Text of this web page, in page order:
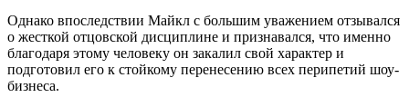
Однако впоследствии Майкл с большим уважением отзывался
о жесткой отцовской дисциплине и признавался, что именно
благодаря этому человеку он закалил свой характер и
подготовил его к стойкому перенесению всех перипетий шоу-
бизнеса.